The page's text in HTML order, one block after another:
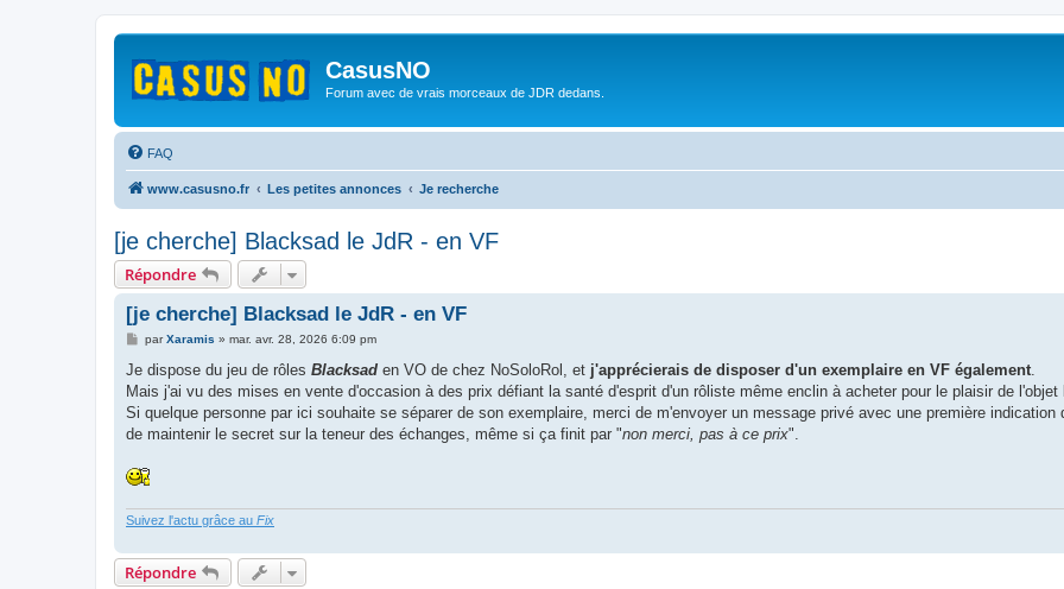
CasusNO
Forum avec de vrais morceaux de JDR dedans.
FAQ
www.casusno.fr Les petites annonces Je recherche
[je cherche] Blacksad le JdR - en VF
Répondre
[je cherche] Blacksad le JdR - en VF
M
s
a
g
parXaramis » mar. avr. 28, 2026 6:09 pm
Je dispose du jeu de rôles Blacksad en VO de chez NoSoloRol, et j'apprécierais de disposer d'un exemplaire en VF également
Mais j'ai vu des mises en vente d'occasion à des prix défiant la santé d'esprit d'un rôliste même enclin à acheter pour le plaisir de l'objet
Si quelque personne par ici souhaite se séparer de son exemplaire, merci de m'envoyer un message privé avec une première indication
de maintenir le secret sur la teneur des échanges, même si ça finit par "non merci, pas à ce prix".
Suivez l'actu grâce au Fix
Répondre